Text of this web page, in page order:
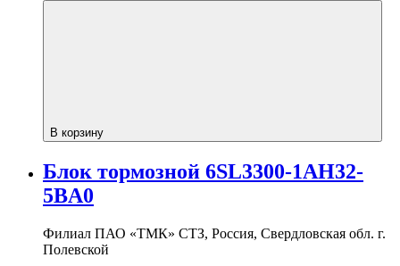
В корзину
Блок тормозной 6SL3300-1AH32-
5BA0
Филиал ПАО «ТМК» СТЗ, Россия, Свердловская обл. г.
Полевской